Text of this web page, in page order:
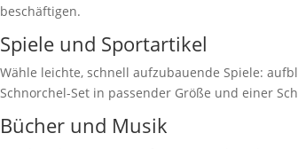
beschäftigen.
Spiele und Sportartikel
Wähle leichte, schnell aufzubauende Spiele:
Schnorchel-Set in passender Größe und einer
Bücher und Musik